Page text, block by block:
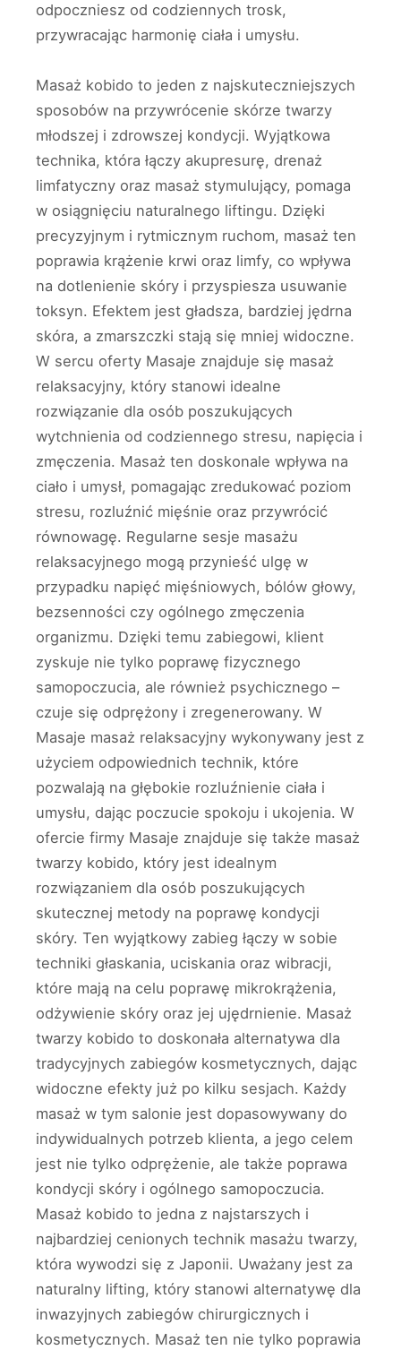
odpoczniesz od codziennych trosk,
przywracając harmonię ciała i umysłu.
Masaż kobido to jeden z najskuteczniejszych
sposobów na przywrócenie skórze twarzy
młodszej i zdrowszej kondycji. Wyjątkowa
technika, która łączy akupresurę, drenaż
limfatyczny oraz masaż stymulujący, pomaga
w osiągnięciu naturalnego liftingu. Dzięki
precyzyjnym i rytmicznym ruchom, masaż ten
poprawia krążenie krwi oraz limfy, co wpływa
na dotlenienie skóry i przyspiesza usuwanie
toksyn. Efektem jest gładsza, bardziej jędrna
skóra, a zmarszczki stają się mniej widoczne.
W sercu oferty Masaje znajduje się masaż
relaksacyjny, który stanowi idealne
rozwiązanie dla osób poszukujących
wytchnienia od codziennego stresu, napięcia i
zmęczenia. Masaż ten doskonale wpływa na
ciało i umysł, pomagając zredukować poziom
stresu, rozluźnić mięśnie oraz przywrócić
równowagę. Regularne sesje masażu
relaksacyjnego mogą przynieść ulgę w
przypadku napięć mięśniowych, bólów głowy,
bezsenności czy ogólnego zmęczenia
organizmu. Dzięki temu zabiegowi, klient
zyskuje nie tylko poprawę fizycznego
samopoczucia, ale również psychicznego –
czuje się odprężony i zregenerowany. W
Masaje masaż relaksacyjny wykonywany jest z
użyciem odpowiednich technik, które
pozwalają na głębokie rozluźnienie ciała i
umysłu, dając poczucie spokoju i ukojenia. W
ofercie firmy Masaje znajduje się także masaż
twarzy kobido, który jest idealnym
rozwiązaniem dla osób poszukujących
skutecznej metody na poprawę kondycji
skóry. Ten wyjątkowy zabieg łączy w sobie
techniki głaskania, uciskania oraz wibracji,
które mają na celu poprawę mikrokrążenia,
odżywienie skóry oraz jej ujędrnienie. Masaż
twarzy kobido to doskonała alternatywa dla
tradycyjnych zabiegów kosmetycznych, dając
widoczne efekty już po kilku sesjach. Każdy
masaż w tym salonie jest dopasowywany do
indywidualnych potrzeb klienta, a jego celem
jest nie tylko odprężenie, ale także poprawa
kondycji skóry i ogólnego samopoczucia.
Masaż kobido to jedna z najstarszych i
najbardziej cenionych technik masażu twarzy,
która wywodzi się z Japonii. Uważany jest za
naturalny lifting, który stanowi alternatywę dla
inwazyjnych zabiegów chirurgicznych i
kosmetycznych. Masaż ten nie tylko poprawia